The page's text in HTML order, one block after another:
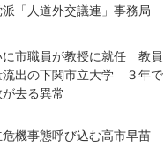
派「人道外交議連」事務局
に市職員が教授に就任 教員
流出の下関市立大学 ３年で
去る異常
危機事態呼び込む高市早苗